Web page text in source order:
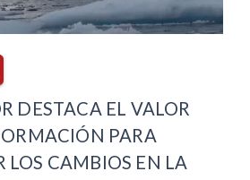
DESTACA EL VALOR
PARA
LOS CAMBIOS EN LA